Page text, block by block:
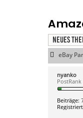
Neues
eBay
nyanko
PostRank
Beiträge: